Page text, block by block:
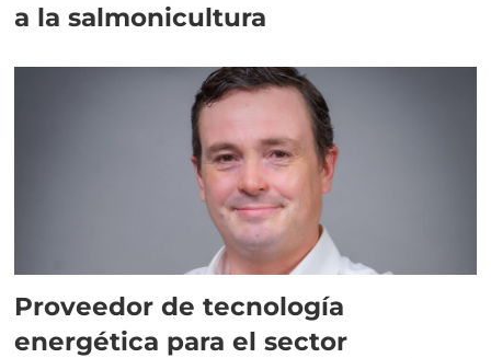
a la salmonicultura
Proveedor de tecnología
energética para el sector